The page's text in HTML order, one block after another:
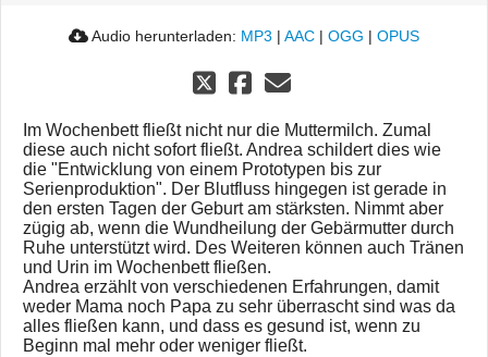
Audio herunterladen: MP3 | AAC | OGG | OPUS
Im Wochenbett fließt nicht nur die Muttermilch. Zumal
diese auch nicht sofort fließt. Andrea schildert dies wie
die "Entwicklung von einem Prototypen bis zur
Serienproduktion". Der Blutfluss hingegen ist gerade in
den ersten Tagen der Geburt am stärksten. Nimmt aber
zügig ab, wenn die Wundheilung der Gebärmutter durch
Ruhe unterstützt wird. Des Weiteren können auch Tränen
und Urin im Wochenbett fließen.
Andrea erzählt von verschiedenen Erfahrungen, damit
weder Mama noch Papa zu sehr überrascht sind was da
alles fließen kann, und dass es gesund ist, wenn zu
Beginn mal mehr oder weniger fließt.